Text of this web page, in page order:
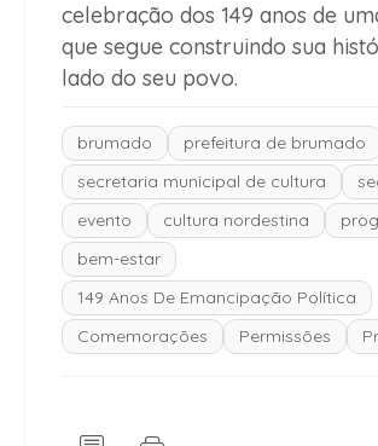
celebração dos 149 anos de
que segue construindo sua
lado do seu povo.
brumado prefeitura de brumado
secretaria municipal de cultura
evento
cultura nordestina
bem-estar
149 Anos De Emancipação Política
Comemorações
Permissões